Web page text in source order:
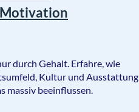
durch Gehalt. Erfahre, wie
Kultur und Ausstattung
massiv beeinflussen.